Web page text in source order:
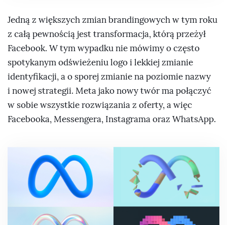
Jedną z większych zmian brandingowych w tym roku
z całą pewnością jest transformacja, którą przeżył
Facebook. W tym wypadku nie mówimy o często
spotykanym odświeżeniu logo i lekkiej zmianie
identyfikacji, a o sporej zmianie na poziomie nazwy
i nowej strategii. Meta jako nowy twór ma połączyć
w sobie wszystkie rozwiązania z oferty, a więc
Facebooka, Messengera, Instagrama oraz WhatsApp.